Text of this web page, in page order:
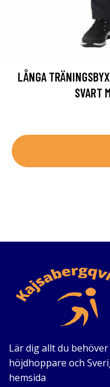
LÅNGA
SVART
Lär dig allt du
höjdhoppare och
hemsida